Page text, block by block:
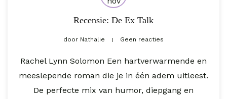
Recensie: De Ex Talk
door Nathalie Geen reacties
Rachel Lynn Solomon Een hartverwarmende en
meeslepende roman die je in één adem uitleest.
De perfecte mix van humor, diepgang en